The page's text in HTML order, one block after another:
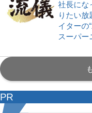
社長にな
りたい放
イターの
スーパー
PR